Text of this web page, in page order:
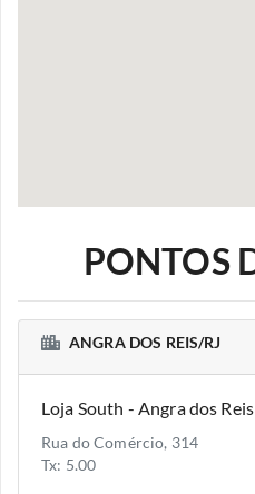
PONTOS
ANGRA DOS REIS/RJ
Loja South - Angra dos Reis
Rua do Comércio, 314
Tx: 5.00